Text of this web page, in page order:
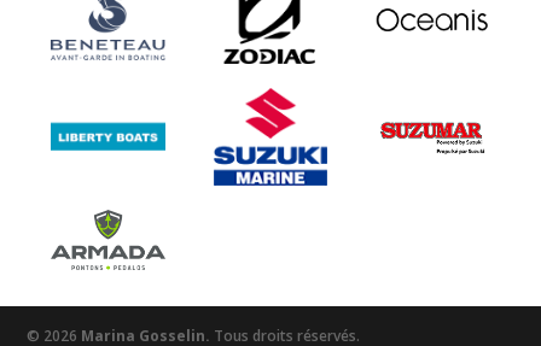
© 2026 Marina Gosselin. Tous droits réservés.